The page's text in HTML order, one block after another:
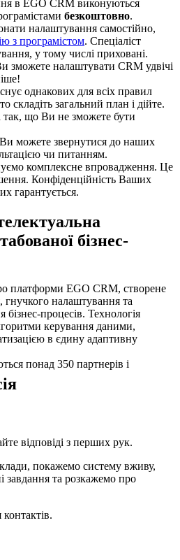
в EGO CRM виконуються
безкоштовно.
налаштування самостійно,
з програмістом. Спеціаліст
у тому числі приховані.
зможете налаштувати CRM удвічі
однакових для всіх правил
складіть загальний план і дійте.
що Ви не зможете бути
можете звернутися до наших
чи питанням.
комплексне впровадження. Це
Конфіденційність Ваших
гарантується.
бізнес-
платформи EGO CRM, створене
гнучкого налаштування та
процесів. Технологія
керування даними,
в єдину адаптивну
понад 350 партнерів і
відповіді з перших рук.
покажемо систему вживу,
завдання та розкажемо про
контактів.